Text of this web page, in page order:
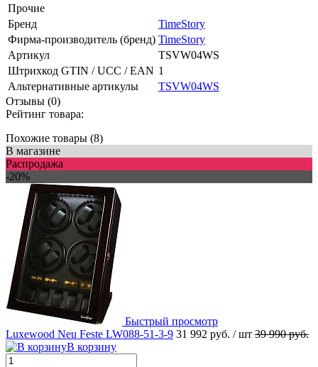
Прочие
Бренд
TimeStory
Фирма-производитель (бренд) TimeStory
Артикул
TSVW04WS
Штрихкод GTIN / UCC / EAN 1
Альтернативные артикулы
TSVW04WS
Отзывы (0)
Рейтинг товара:
Похожие товары (8)
В магазине
Распродажа
-20%
Быстрый просмотр
Luxewood Neu Feste LW088-51-3-9 31 992 руб. / шт 39 990 руб.
В корзину